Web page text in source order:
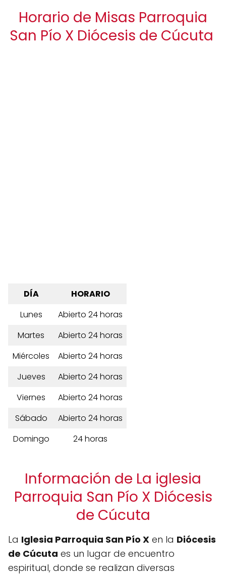
Horario de Misas Parroquia
San Pío X Diócesis de Cúcuta
DÍA
HORARIO
Lunes
Abierto 24 horas
Martes
Abierto 24 horas
Miércoles
Abierto 24 horas
Jueves
Abierto 24 horas
Viernes
Abierto 24 horas
Sábado
Abierto 24 horas
Domingo
24 horas
Información de La iglesia
Parroquia San Pío X Diócesis
de Cúcuta
La Iglesia Parroquia San Pío X en la Diócesis
de Cúcuta es un lugar de encuentro
espiritual, donde se realizan diversas